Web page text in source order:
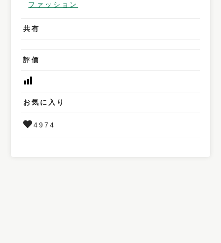
ファッション
共有
評価
お気に入り
4974